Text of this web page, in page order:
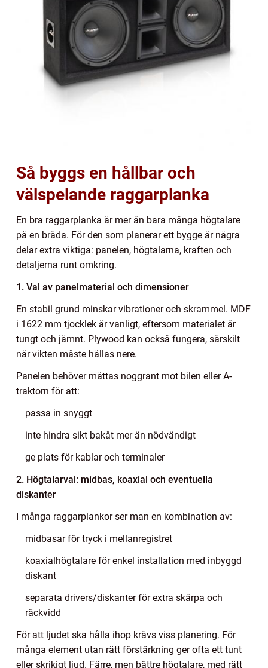
Så byggs en hållbar och
välspelande raggarplanka
En bra raggarplanka är mer än bara många högtalare
på en bräda. För den som planerar ett bygge är några
delar extra viktiga: panelen, högtalarna, kraften och
detaljerna runt omkring.
1. Val av panelmaterial och dimensioner
En stabil grund minskar vibrationer och skrammel. MDF
i 1622 mm tjocklek är vanligt, eftersom materialet är
tungt och jämnt. Plywood kan också fungera, särskilt
när vikten måste hållas nere.
Panelen behöver måttas noggrant mot bilen eller A-
traktorn för att:
passa in snyggt
inte hindra sikt bakåt mer än nödvändigt
ge plats för kablar och terminaler
2. Högtalarval: midbas, koaxial och eventuella
diskanter
I många raggarplankor ser man en kombination av:
midbasar för tryck i mellanregistret
koaxialhögtalare för enkel installation med inbyggd
diskant
separata drivers/diskanter för extra skärpa och
räckvidd
För att ljudet ska hålla ihop krävs viss planering. För
många element utan rätt förstärkning ger ofta ett tunt
eller skrikigt ljud. Färre, men bättre högtalare, med rätt